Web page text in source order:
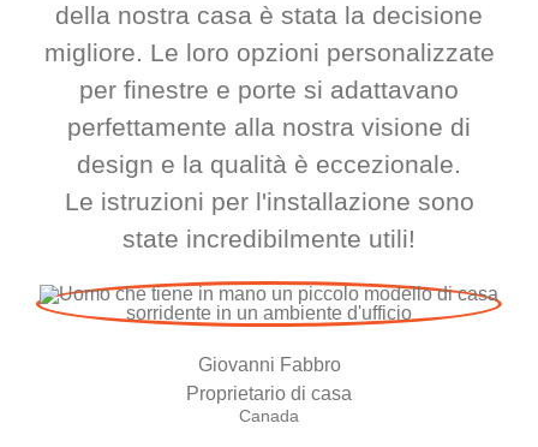
della nostra casa è stata la decisione
migliore. Le loro opzioni personalizzate
per finestre e porte si adattavano
perfettamente alla nostra visione di
design e la qualità è eccezionale.
Le istruzioni per l'installazione sono
state incredibilmente utili!
Giovanni Fabbro
Proprietario di casa
Canada